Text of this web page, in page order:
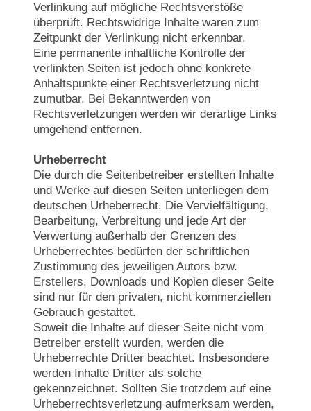
Verlinkung auf mögliche Rechtsverstöße
überprüft. Rechtswidrige Inhalte waren zum
Zeitpunkt der Verlinkung nicht erkennbar.
Eine permanente inhaltliche Kontrolle der
verlinkten Seiten ist jedoch ohne konkrete
Anhaltspunkte einer Rechtsverletzung nicht
zumutbar. Bei Bekanntwerden von
Rechtsverletzungen werden wir derartige Links
umgehend entfernen.
Urheberrecht
Die durch die Seitenbetreiber erstellten Inhalte
und Werke auf diesen Seiten unterliegen dem
deutschen Urheberrecht. Die Vervielfältigung,
Bearbeitung, Verbreitung und jede Art der
Verwertung außerhalb der Grenzen des
Urheberrechtes bedürfen der schriftlichen
Zustimmung des jeweiligen Autors bzw.
Erstellers. Downloads und Kopien dieser Seite
sind nur für den privaten, nicht kommerziellen
Gebrauch gestattet.
Soweit die Inhalte auf dieser Seite nicht vom
Betreiber erstellt wurden, werden die
Urheberrechte Dritter beachtet. Insbesondere
werden Inhalte Dritter als solche
gekennzeichnet. Sollten Sie trotzdem auf eine
Urheberrechtsverletzung aufmerksam werden,